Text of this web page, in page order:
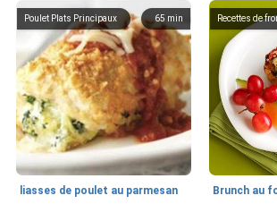
65 min
Poulet Plats Principaux
liasses de poulet au parmesan
Recettes de
Brunch au